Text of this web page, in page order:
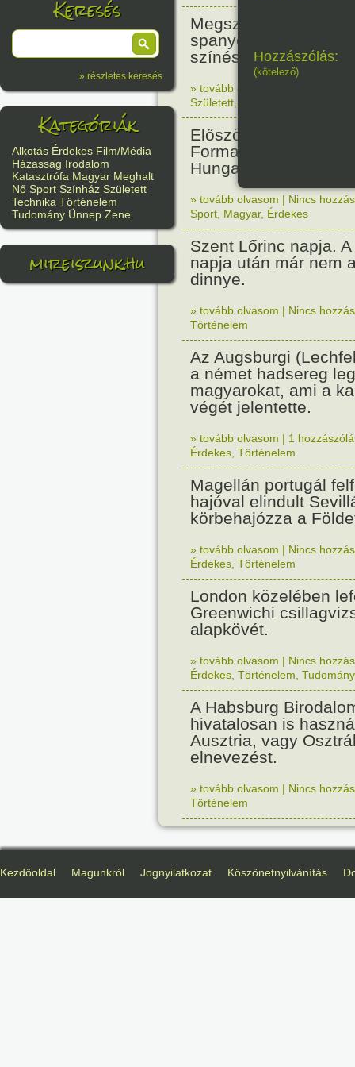
Keresés
» részletes keresés
Kategóriák
Alkotás Érdekes Film/Média
Házasság Irodalom
Katasztrófa Magyar Meghalt
Nő Sport Színház Született
Technika Történelem
Tudomány Ünnep Zene
mireiszunk.hu
Megszületett Antonio
spanyol származású
színész.
» tovább olvasom
Született
Először rendeztek
Forma 1-es futamot a
Hungaroringen.
» tovább olvasom | Nincs
Sport Magyar, Érdekes
Szent Lőrinc napja.
napja után már nem
dinnye.
» tovább olvasom | Nincs
Történelem
Az Augsburgi
a német hadsereg
magyarokat, ami a
végét jelentette.
» tovább olvasom | 1
Érdekes Történelem
Magellán portugál
hajóval elindult
körbehajózza a
» tovább olvasom | Nincs
Érdekes Történelem
London közelében
Greenwichi
alapkövét.
» tovább olvasom | Nincs
Érdekes Történelem Tudomány
A Habsburg
hivatalosan is
Ausztria, vagy
elnevezést.
» tovább olvasom | Nincs
Történelem
Hozzászólás:
(kötelező)
Kezdőoldal Magunkról Jognyilatkozat Köszönetnyilvánítás